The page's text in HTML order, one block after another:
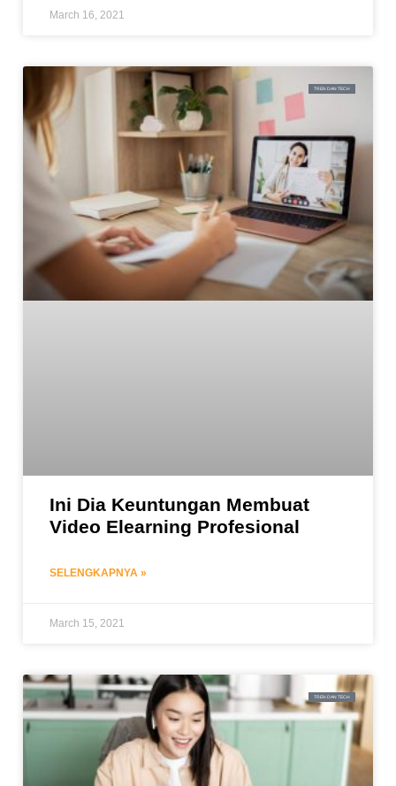
March 16, 2021
TREN DAN TECH
Ini Dia Keuntungan Membuat
Video Elearning Profesional
SELENGKAPNYA »
March 15, 2021
TREN DAN TECH